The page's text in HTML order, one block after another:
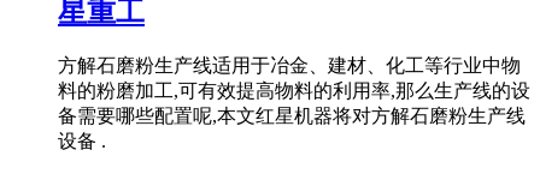
星重工
方解石磨粉生产线适用于冶金、建材、化工等行业中物
料的粉磨加工,可有效提高物料的利用率,那么生产线的设
备需要哪些配置呢,本文红星机器将对方解石磨粉生产线
设备 .